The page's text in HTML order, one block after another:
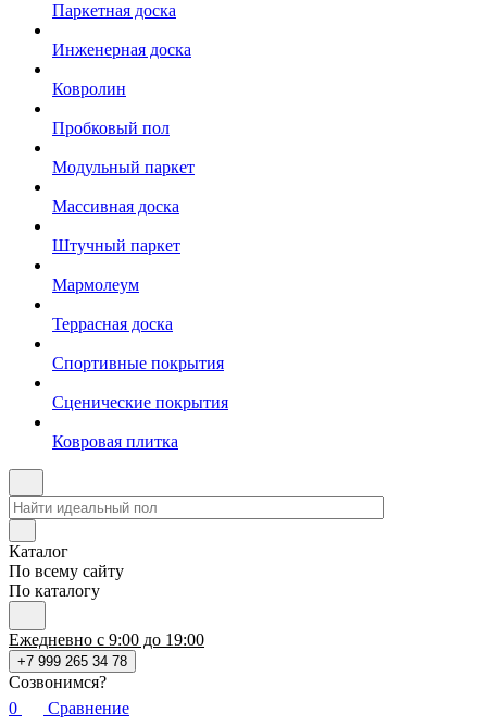
Паркетная доска
Инженерная доска
Ковролин
Пробковый пол
Модульный паркет
Массивная доска
Штучный паркет
Мармолеум
Террасная доска
Спортивные покрытия
Сценические покрытия
Ковровая плитка
Каталог
По всему сайту
По каталогу
Ежедневно с 9:00 до 19:00
+7 999 265 34 78
Созвонимся?
0
Сравнение